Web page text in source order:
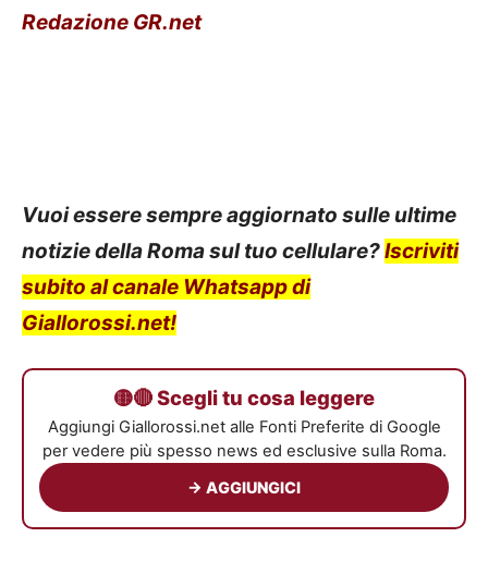
Redazione GR.net
Vuoi essere sempre aggiornato sulle ultime
notizie della Roma sul tuo cellulare?Iscriviti
subito al canale Whatsapp di
Giallorossi.net!
🟡🔴 Scegli tu cosa leggere
Aggiungi Giallorossi.net alle Fonti Preferite di Google
per vedere più spesso news ed esclusive sulla Roma.
→ AGGIUNGICI